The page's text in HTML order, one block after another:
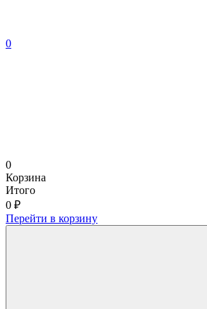
0
0
Корзина
Итого
0 ₽
Перейти в корзину